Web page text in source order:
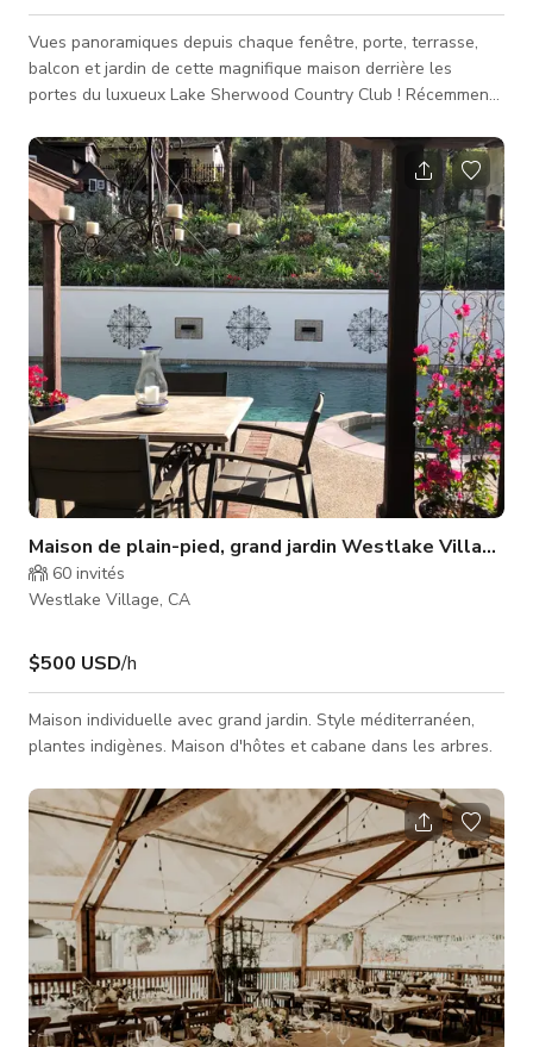
Vues panoramiques depuis chaque fenêtre, porte, terrasse,
balcon et jardin de cette magnifique maison derrière les
portes du luxueux Lake Sherwood Country Club ! Récemment
style loft/industriel offre un concept ouvert et bénéficie de
plafonds de 12' et de fenêtres à imposte partout. La cuisine
gastronomique est équipée d'appareils Thermador en acier
inoxydable, y compris une cuisinière commerciale, un grand îlot
et des pl
Maison de plain-pied, grand jardin Westlake Village,
60 invités
Westlake Village, CA
$500 USD/h
Maison individuelle avec grand jardin. Style méditerranéen,
plantes indigènes. Maison d'hôtes et cabane dans les arbres.